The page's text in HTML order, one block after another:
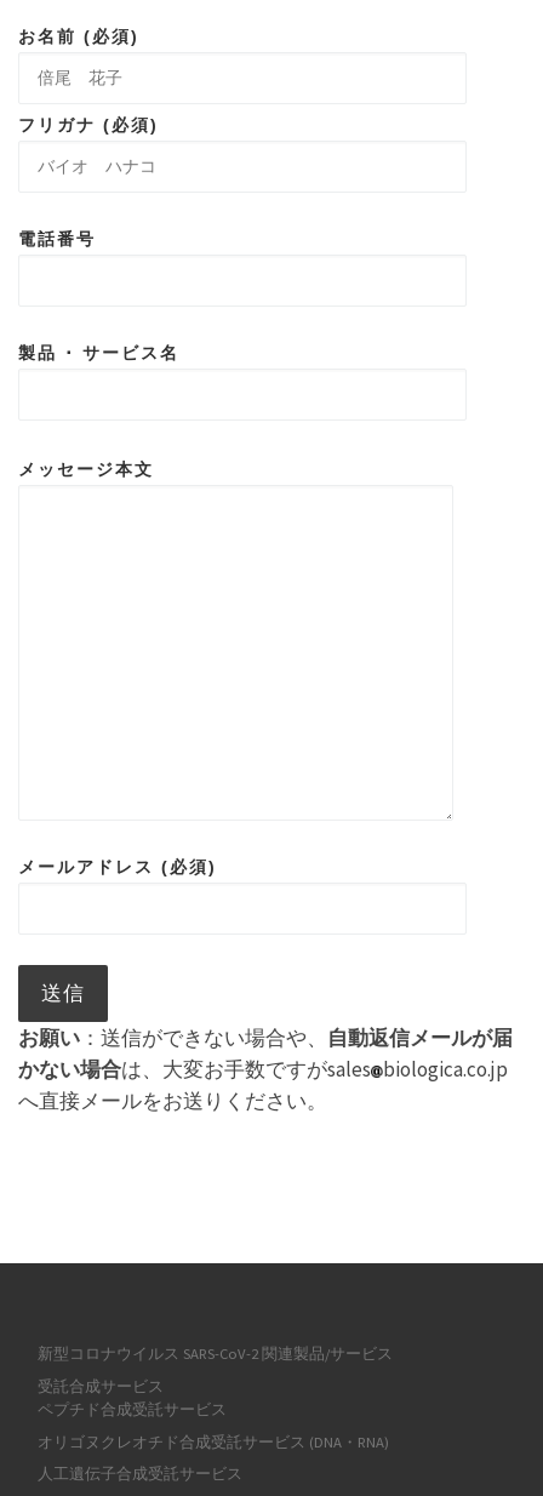
お名前 (必須)
フリガナ (必須)
電話番号
製品 ･ サービス名
メッセージ本文
メールアドレス (必須)
お願い ：送信ができない場合や、 自動返信メールが届
かない場合は、大変お手数ですがsales biologica.co.jp
へ直接メールをお送りください。
新型コロナウイルス SARS-CoV-2 関連製品/サービス
受託合成サービス
ペプチド合成受託サービス
オリゴヌクレオチド合成受託サービス (DNA・RNA)
人工遺伝子合成受託サービス